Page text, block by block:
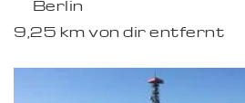
Berlin
9,25 km von dir entfernt